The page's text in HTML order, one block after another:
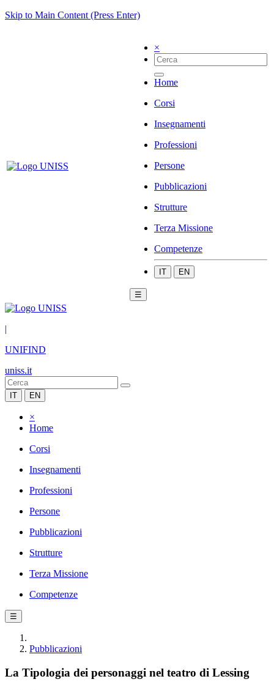
Skip to Main Content (Press Enter)
×
Home
Corsi
Insegnamenti
Professioni
Persone
Pubblicazioni
Strutture
Terza Missione
Competenze
IT EN
☰
|
UNIFIND
uniss.it
IT EN
×
Home
Corsi
Insegnamenti
Professioni
Persone
Pubblicazioni
Strutture
Terza Missione
Competenze
☰
Pubblicazioni
La Tipologia dei personaggi nel teatro di Lessing